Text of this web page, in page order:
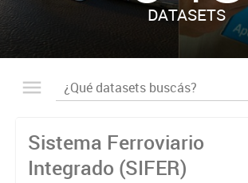
DATASETS
Sistema Ferroviario
Integrado (SIFER)